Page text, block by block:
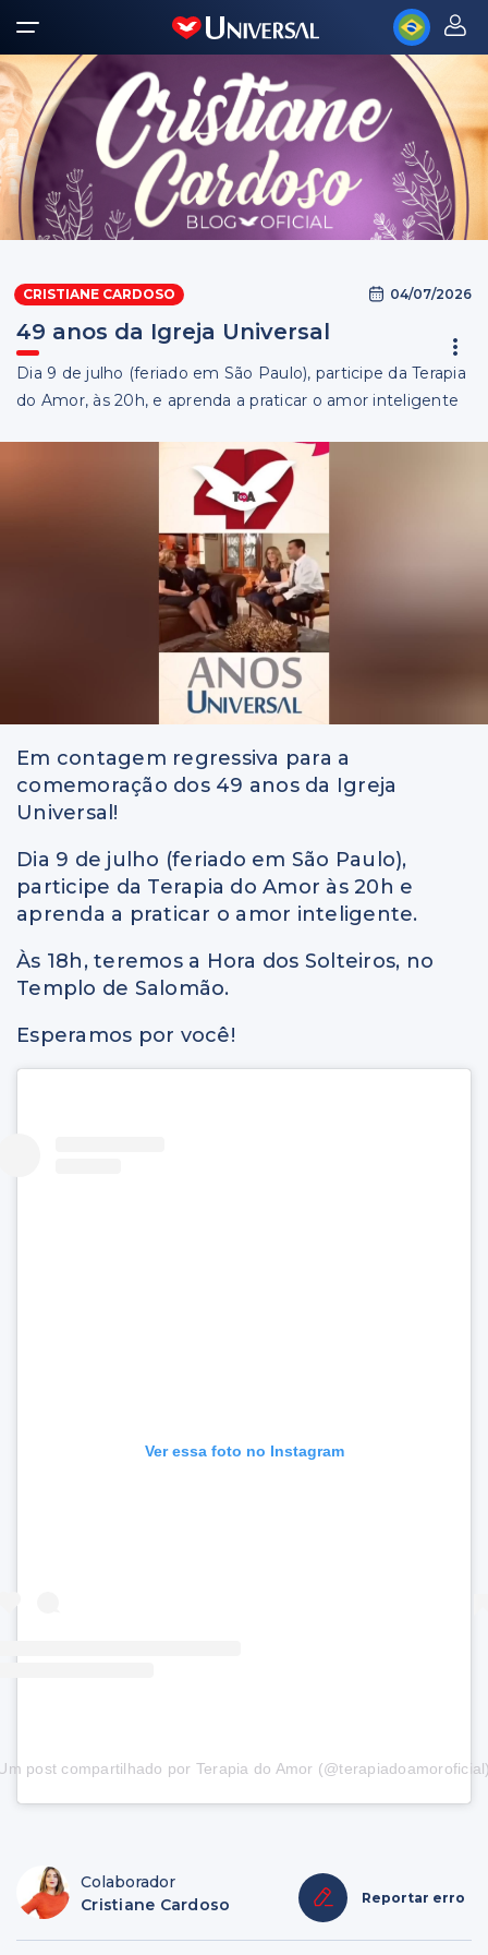
CRISTIANE CARDOSO 04/07/2026
49 anos da Igreja Universal
Dia 9 de julho (feriado em São Paulo), participe da Terapia
do Amor, às 20h, e aprenda a praticar o amor inteligente
Em contagem regressiva para a
comemoração dos 49 anos da Igreja
Universal!
Dia 9 de julho (feriado em São Paulo),
participe da Terapia do Amor às 20h e
aprenda a praticar o amor inteligente.
Às 18h, teremos a Hora dos Solteiros, no
Templo de Salomão.
Esperamos por você!
Ver essa foto no Instagram
post compartilhado por Terapia do Amor
Colaborador
Cristiane Cardoso
Reportar erro